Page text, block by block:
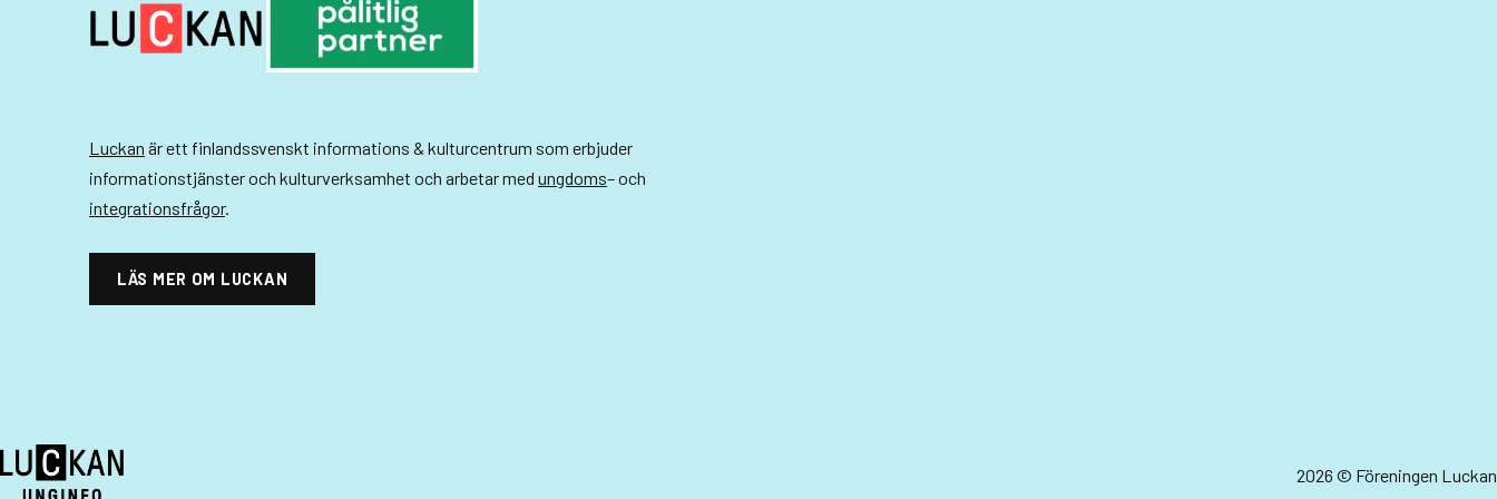
-
n
v
i
g
e
r
g
Luckan är ett finlandssvenskt informations & kulturcentrum som erbjuder
informationstjänster och kulturverksamhet och arbetar med ungdoms– och
integrationsfrågor.
LÄS MER OM LUCKAN
2026 © Föreningen Luckan